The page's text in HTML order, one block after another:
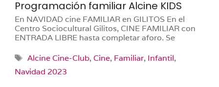
Programación familiar Alcine KIDS
En NAVIDAD cine FAMILIAR en GILITOS En el
Centro Sociocultural Gilitos, CINE FAMILIAR con
ENTRADA LIBRE hasta completar aforo. Se
Etiquetas
Alcine Cine-Club, Cine, Familiar, Infantil,
Navidad 2023